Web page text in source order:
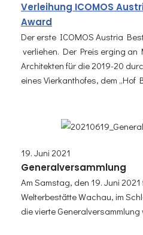
Verleihung ICOMOS
Award
Der erste ICOMOS Austria
verliehen. Der Preis erging an
Architekten für die 2019-20
eines Vierkanthofes, dem „Hof
19. Juni 2021
Generalversammlung
Am Samstag, den 19. Juni
Welterbestätte Wachau, im
die vierte